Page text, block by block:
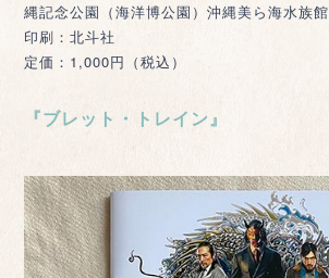
縄記念公園（海洋博公園）沖縄美ら海水族館
印刷：北斗社
定価：1,000円（税込）
『ブレット・トレイン』